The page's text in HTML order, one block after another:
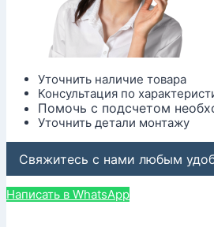
Уточнить наличие товара
Консультация по
Помочь с подсчетом
Уточнить детали монтажу
Свяжитесь с нами любым
Написать в WhatsApp